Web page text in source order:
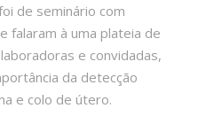
de seminário com
falaram à uma plateia de
e convidadas,
da detecção
e colo de útero.